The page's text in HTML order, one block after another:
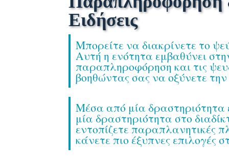
Ειδήσεις
Μπορείτε να διακρίνετε το
Αυτή η ενότητα εμβαθύνει
παραπληροφόρηση και τις
βοηθώντας σας να οξύνετε
Μέσα από μία δραστηριότητα
μία δραστηριότητα στο
εντοπίζετε παραπλανητικές
κάνετε πιο έξυπνες επιλογές